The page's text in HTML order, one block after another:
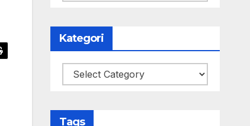
Kategori
Kategori
Tags